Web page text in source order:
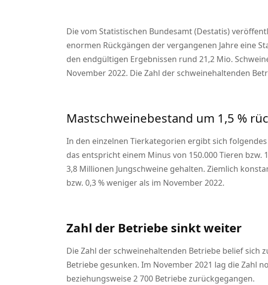
Die vom Statistischen Bundesamt (Destatis)
enormen Rückgängen der vergangenen Jahre eine
den endgültigen Ergebnissen rund 21,2 Mio.
November 2022. Die Zahl der schweinehaltenden
Mastschweinebestand um 1,5 %
In den einzelnen Tierkategorien ergibt sich
das entspricht einem Minus von 150.000 Tieren
3,8 Millionen Jungschweine gehalten. Ziemlich
bzw. 0,3 % weniger als im November 2022.
Zahl der Betriebe sinkt weiter
Die Zahl der schweinehaltenden Betriebe belief sich
Betriebe gesunken. Im November 2021 lag die Zahl
beziehungsweise 2 700 Betriebe zurückgegangen.